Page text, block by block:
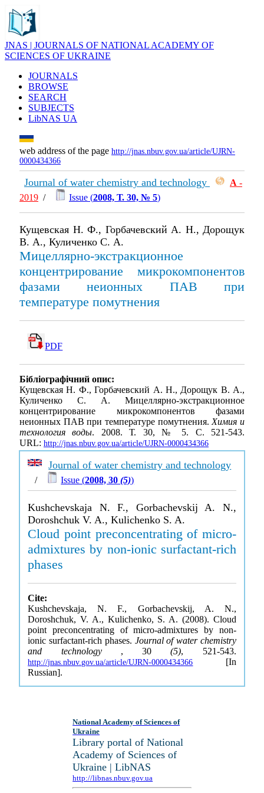
JNAS | JOURNALS OF NATIONAL ACADEMY OF
SCIENCES OF UKRAINE
JOURNALS
BROWSE
SEARCH
SUBJECTS
LibNAS UA
web address of the page http://jnas.nbuv.gov.ua/article/UJRN-
0000434366
Journal of water chemistry and technology А -
2019 / Issue (2008, Т. 30, № 5)
Кущевская Н. Ф., Горбачевский А. Н., Дорощук
В. А., Куличенко С. А.
Мицеллярно-экстракционное
концентрирование микрокомпонентов
фазами неионных ПАВ при
температуре помутнения
PDF
Бібліографічний опис:
Кущевская Н. Ф., Горбачевский А. Н., Дорощук В. А.,
Куличенко С. А. Мицеллярно-экстракционное
концентрирование микрокомпонентов фазами
неионных ПАВ при температуре помутнения. Химия и
технология воды. 2008. Т. 30, № 5. С. 521-543.
URL: http://jnas.nbuv.gov.ua/article/UJRN-0000434366
Journal of water chemistry and technology
/ Issue (2008, 30(5))
Kushchevskaja N. F., Gorbachevskij A. N.,
Doroshchuk V. A., Kulichenko S. A.
Cloud point preconcentrating of micro-
admixtures by non-ionic surfactant-rich
phases
Cite:
Kushchevskaja, N. F., Gorbachevskij, A. N.,
Doroshchuk, V. A., Kulichenko, S. A. (2008). Cloud
point preconcentrating of micro-admixtures by non-
ionic surfactant-rich phases. Journal of water chemistry
and technology , 30(5), 521-543.
http://jnas.nbuv.gov.ua/article/UJRN-0000434366 [In
Russian].
National Academy of Sciences of
Ukraine
Library portal of National
Academy of Sciences of
Ukraine | LibNAS
http://libnas.nbuv.gov.ua